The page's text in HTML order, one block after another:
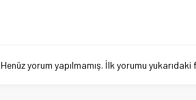
Henüz yorum yapılmamış. İlk yorumu